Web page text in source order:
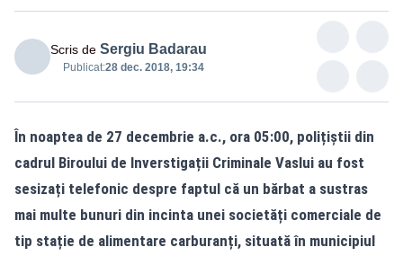
Scris de Sergiu Badarau
Publicat:28 dec. 2018, 19:34
În noaptea de 27 decembrie a.c., ora 05:00, polițiștii din
cadrul Biroului de Inverstigații Criminale Vaslui au fost
sesizați telefonic despre faptul că un bărbat a sustras
mai multe bunuri din incinta unei societăți comerciale de
tip stație de alimentare carburanți, situată în municipiul